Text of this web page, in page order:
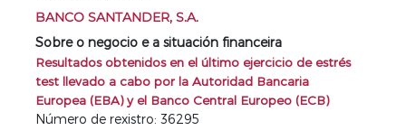
BANCO SANTANDER, S.A.
Sobre o negocio e a situación financeira
Resultados obtenidos en el último ejercicio de estrés
test llevado a cabo por la Autoridad Bancaria
Europea (EBA) y el Banco Central Europeo (ECB)
Número de rexistro: 36295